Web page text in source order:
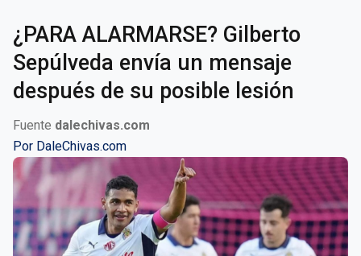
¿PARA ALARMARSE? Gilberto
Sepúlveda envía un mensaje
después de su posible lesión
Fuente dalechivas.com
Por DaleChivas.com